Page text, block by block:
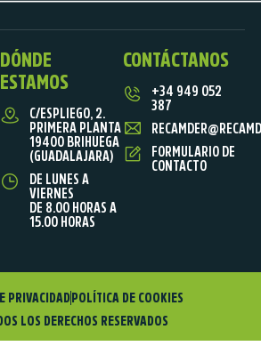
DÓNDE
ESTAMOS
C/ESPLIEGO, 2.
PRIMERA PLANTA
19400 BRIHUEGA
(GUADALAJARA)
DE LUNES A
VIERNES
DE 8.00 HORAS A
15.00 HORAS
CONTÁCTANOS
+34 949 052
387
FORMULARIO DE
CONTACTO
LOS DERECHOS RESERVADOS
PRIVACIDAD POLÍTICA DE COOKIES